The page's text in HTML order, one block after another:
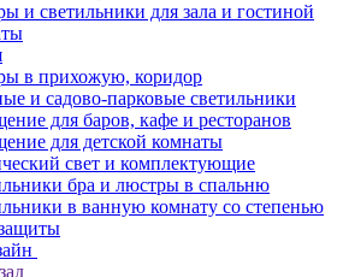
и светильники для зала и гостиной
в прихожую, коридор
и садово-парковые светильники
для баров, кафе и ресторанов
для детской комнаты
свет и комплектующие
бра и люстры в спальню
в ванную комнату со степенью